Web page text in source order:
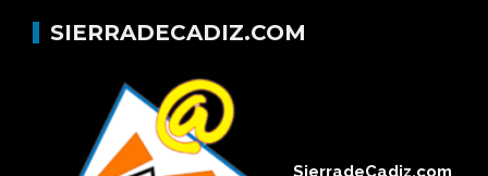
SIERRADECADIZ.COM
SierradeCadiz.com